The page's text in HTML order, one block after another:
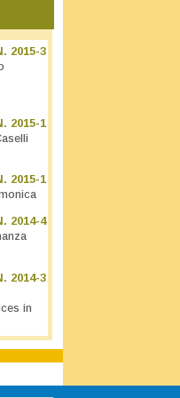
2015-3
2015-1
2015-1
2014-4
2014-3
in